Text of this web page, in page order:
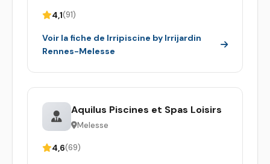
4,1(91)
Voir la fiche de Irripiscine by Irrijardin
Rennes-Melesse
Aquilus Piscines et Spas Loisirs
Melesse
4,6(69)